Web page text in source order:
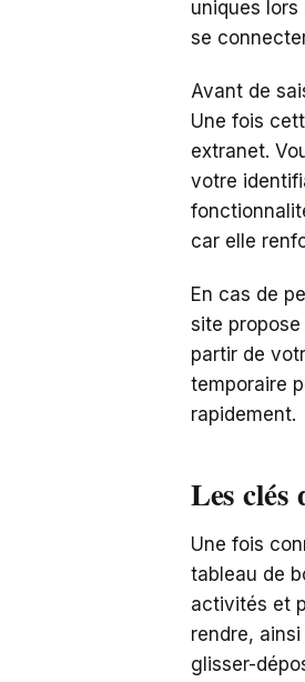
uniques
se
Avant de
Une fois
extranet.
votre
car elle
En cas de
site
partir de
temporaire
rapidement.
Les clés
Une fois
tableau de
activités et
rendre,
glisser-